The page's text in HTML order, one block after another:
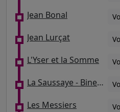
Jean Bonal
Jean Lurçat
L'Yser et la Somme
La Saussaye - Bineau
Les Messiers